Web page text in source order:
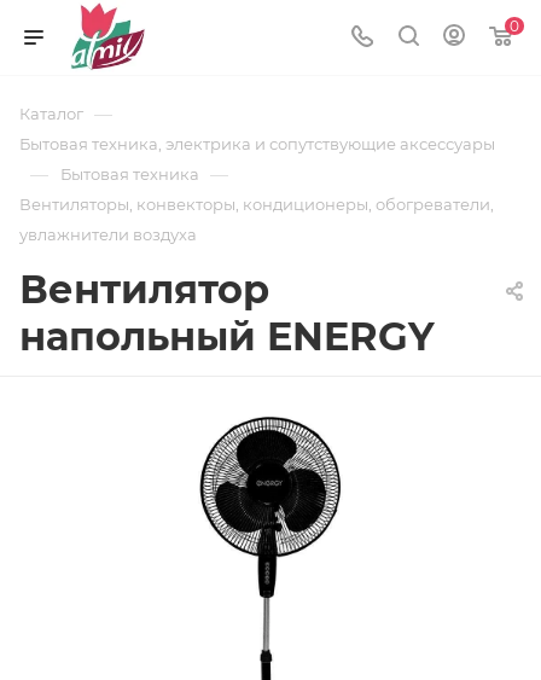
0
Каталог —
Бытовая техника, электрика и сопутствующие аксессуары
— Бытовая техника —
Вентиляторы, конвекторы, кондиционеры, обогреватели,
увлажнители воздуха
Вентилятор
напольный ENERGY